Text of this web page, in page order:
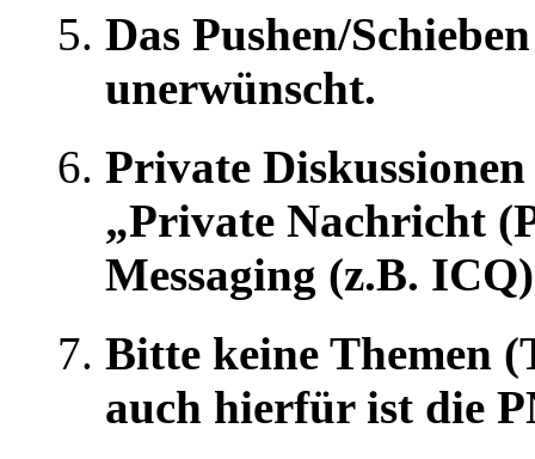
Das Pushen/
unerwünscht.
Private
„Private Nachricht
Messaging (z.B.
Bitte keine Themen
auch hierfür ist die